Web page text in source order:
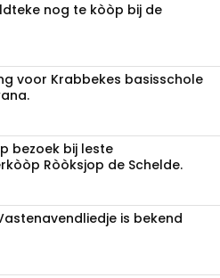
nog te kòòp bij de
voor Krabbekes basisschole
bezoek bij leste
Ròòksjop de Schelde.
is bekend